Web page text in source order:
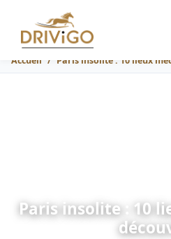
Accueil Paris insolite : 10 lieux
Paris insolite : 10